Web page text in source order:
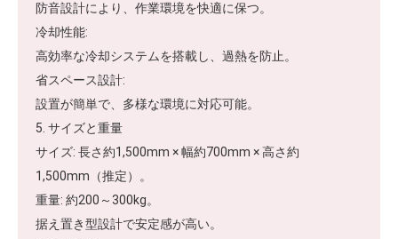
防音設計により、作業環境を快適に保つ。
冷却性能:
高効率な冷却システムを搭載し、過熱を防止。
省スペース設計:
設置が簡単で、多様な環境に対応可能。
5. サイズと重量
サイズ: 長さ約1,500mm × 幅約700mm × 高さ約
1,500mm（推定）。
重量: 約200～300kg。
据え置き型設計で安定感が高い。